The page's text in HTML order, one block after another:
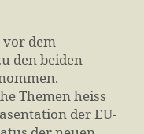
vor dem
den beiden
Themen heiss
der EU-